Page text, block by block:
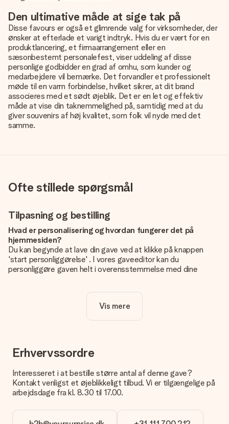
Den ultimative måde at sige tak på
Disse favours er også et glimrende valg for virksomheder, der
ønsker at efterlade et varigt indtryk. Hvis du er vært for en
produktlancering, et firmaarrangement eller en
sæsonbestemt personalefest, viser uddeling af disse
personlige godbidder en grad af omhu, som kunder og
medarbejdere vil bemærke. Det forvandler et professionelt
møde til en varm forbindelse, hvilket sikrer, at dit brand
associeres med et sødt øjeblik. Det er en let og effektiv
måde at vise din taknemmelighed på, samtidig med at du
giver souvenirs af høj kvalitet, som folk vil nyde med det
samme.
Ofte stillede spørgsmål
Tilpasning og bestilling
Hvad er personalisering og hvordan fungerer det på
hjemmesiden?
Du kan begynde at lave din gave ved at klikke på knappen
'start personliggørelse' . I vores gaveeditor kan du
personliggøre gaven helt i overensstemmelse med dine
Er personalisering inkluderet i prisen?
Prisen der vises på hjemmesiden omfatter personliggørelse
Hvordan ved jeg, om mit billede har den rigtige kvalitet?
Vi vil være sikre på, at du er helt tilfreds med din gave. Derfor
om kvaliteten af dit billede, kan du kontakte vores
kundeservice og vedlægge dit foto sammen med den gave,
du er interesseret i at bestille. Så kan de tjekke kvaliteten for
Vis mere
Erhvervssordre
Interesseret i at bestille større antal af denne gave?
Kontakt venligst et øjeblikkeligt tilbud. Vi er tilgængelige på
arbejdsdage fra kl. 8.30 til 17.00.